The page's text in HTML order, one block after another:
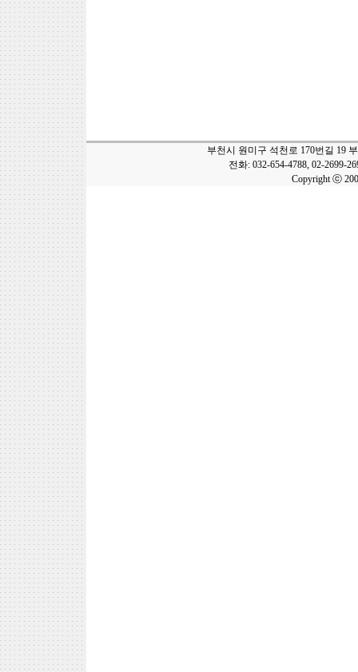
부천시 원미구 석천로 170번길 19
전화: 032-654-4788, 02-2699-
Copyright ⓒ